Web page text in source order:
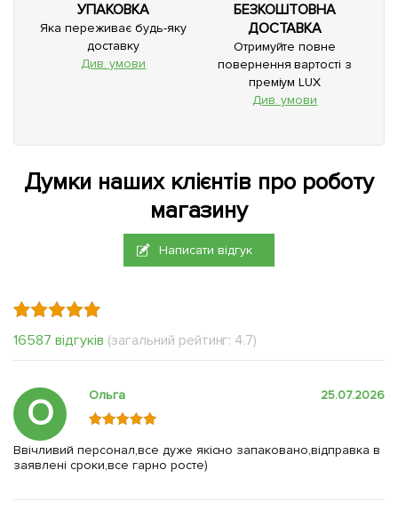
УПАКОВКА
Яка переживає будь-яку
доставку
Див. умови
БЕЗКОШТОВНА
ДОСТАВКА
Отримуйте повне
повернення вартості з
преміум LUX
Див. умови
Думки наших клієнтів про роботу
магазину
Написати відгук
16587 відгуків (загальний рейтинг: 4.7)
О Ольга 25.07.2026
Ввічливий персонал,все дуже якісно запаковано,відправка в
заявлені сроки,все гарно росте)